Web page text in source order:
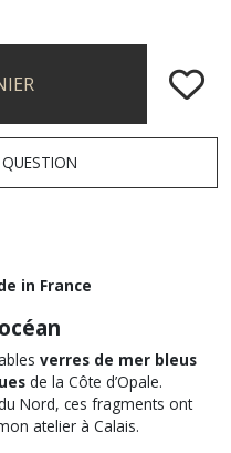
in France
verres de mer bleus
de la Côte d’Opale.
Nord, ces fragments ont
atelier à Calais.